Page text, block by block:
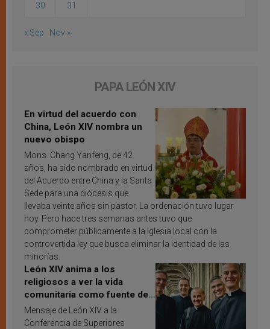
30 31
« Sep Nov »
PAPA LEÓN XIV
En virtud del acuerdo con
China, León XIV nombra un
nuevo obispo
Mons. Chang Yanfeng, de 42
años, ha sido nombrado en virtud
del Acuerdo entre China y la Santa
Sede para una diócesis que
llevaba veinte años sin pastor. La ordenación tuvo lugar
hoy. Pero hace tres semanas antes tuvo que
comprometer públicamente a la Iglesia local con la
controvertida ley que busca eliminar la identidad de las
minorías.
León XIV anima a los
religiosos a ver la vida
comunitaria como fuente de
inspiración y santificación
Mensaje de León XIV a la
Conferencia de Superiores